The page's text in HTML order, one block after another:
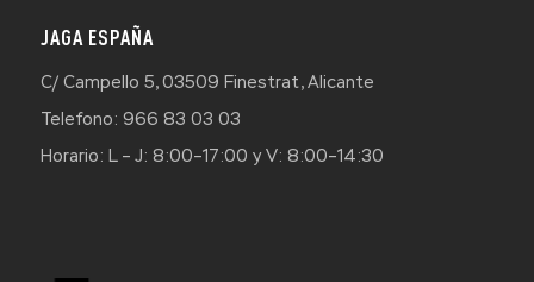
JAGA ESPAÑA
C/ Campello 5, 03509 Finestrat, Alicante
Telefono: 966 83 03 03
Horario: L – J: 8:00–17:00 y V: 8:00–14:30